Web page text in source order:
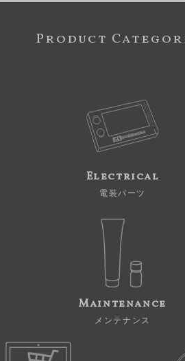
Product
Electrical
電装パーツ
Maintenance
メンテナンス